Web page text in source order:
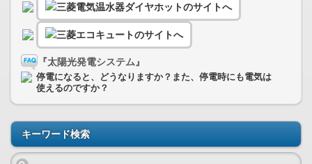
『太陽光発電システム』
停電になると、どうなりますか？また、停電時にも電気は
使えるのですか？
キーワード検索